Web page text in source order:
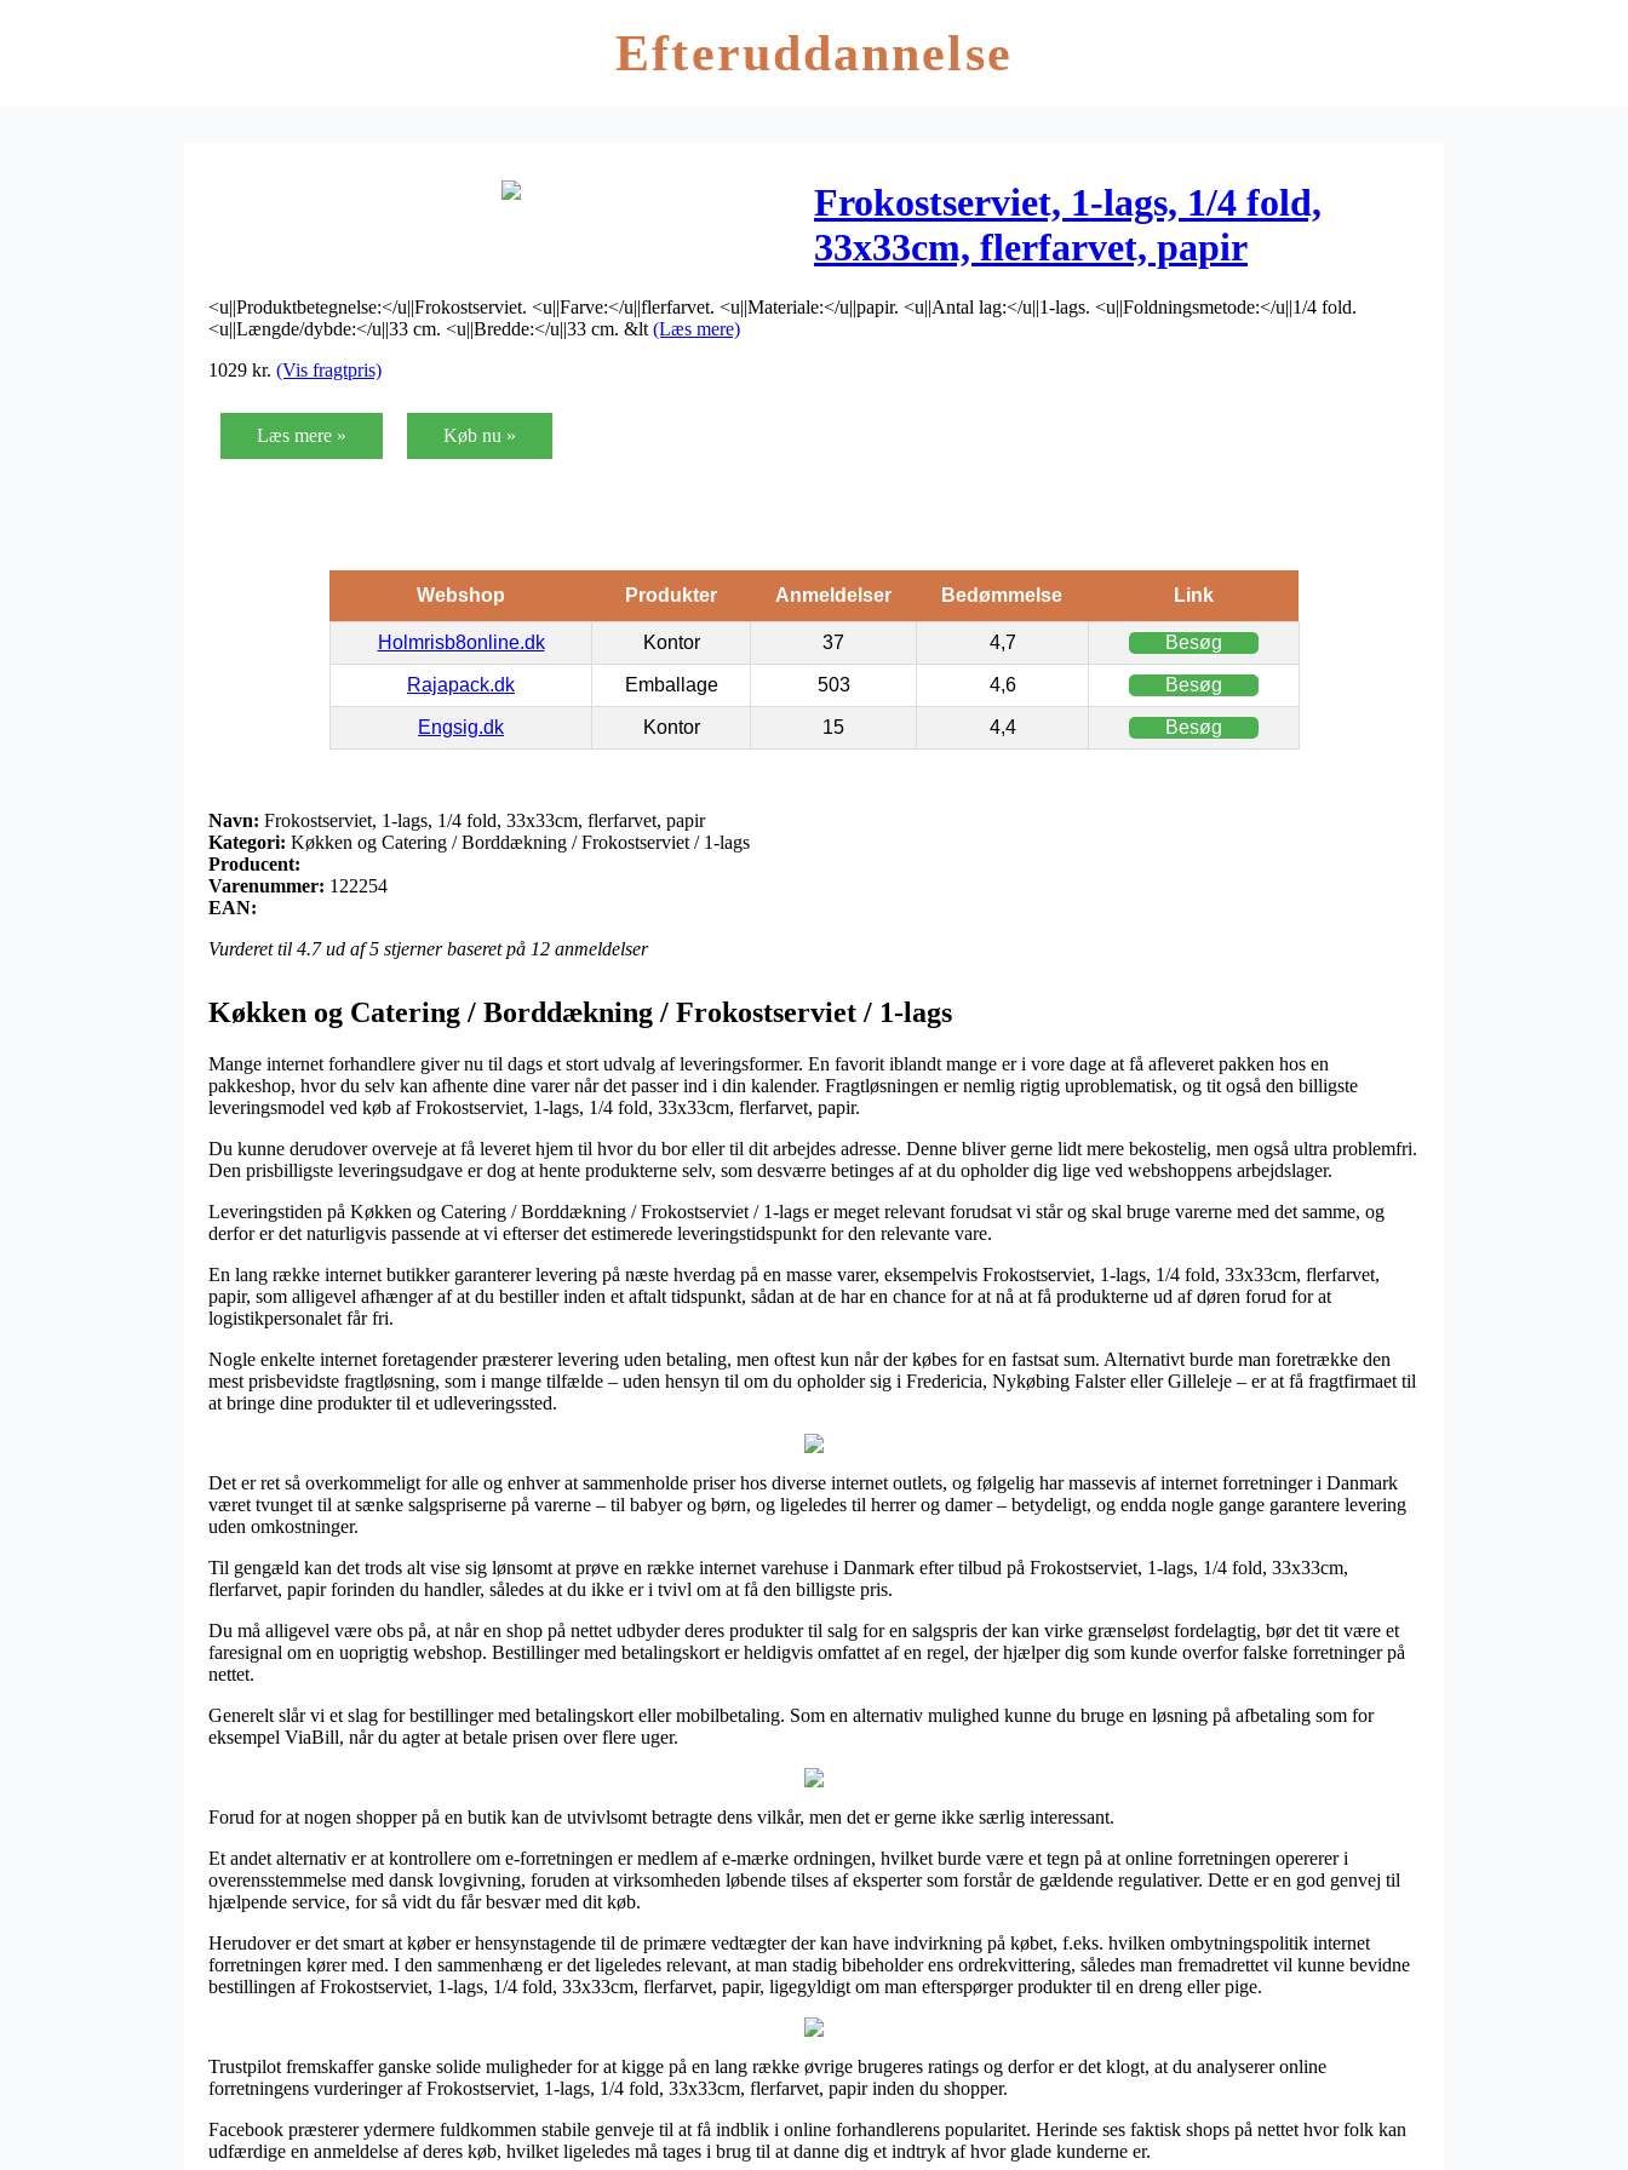
Efteruddannelse
Frokostserviet, 1-lags, 1/4 fold,
33x33cm, flerfarvet, papir
<u||Produktbetegnelse:</u||Frokostserviet. <u||Farve:</u||flerfarvet. <u||Materiale:</u||papir. <u||Antal lag:</u||1-lags. <u||Foldningsmetode:</u||1/4 fold.
<u||Længde/dybde:</u||33 cm. <u||Bredde:</u||33 cm. &lt (Læs mere)
1029 kr. (Vis fragtpris)
Læs mere » Køb nu »
Webshop Produkter Anmeldelser Bedømmelse Link
Holmrisb8online.dk Kontor 37 4,7 Besøg
Rajapack.dk Emballage 503 4,6 Besøg
Engsig.dk Kontor 15 4,4 Besøg
Navn: Frokostserviet, 1-lags, 1/4 fold, 33x33cm, flerfarvet, papir
Kategori: Køkken og Catering / Borddækning / Frokostserviet / 1-lags
Producent:
Varenummer: 122254
EAN:
Vurderet til 4.7ud af 5 stjerner baseret på 12 anmeldelser
Køkken og Catering / Borddækning / Frokostserviet / 1-lags
Mange internet forhandlere giver nu til dags et stort udvalg af leveringsformer. En favorit iblandt mange er i vore dage at få afleveret pakken hos en
pakkeshop, hvor du selv kan afhente dine varer når det passer ind i din kalender. Fragtløsningen er nemlig rigtig uproblematisk, og tit også den billigste
leveringsmodel ved køb af Frokostserviet, 1-lags, 1/4 fold, 33x33cm, flerfarvet, papir.
Du kunne derudover overveje at få leveret hjem til hvor du bor eller til dit arbejdes adresse. Denne bliver gerne lidt mere bekostelig, men også ultra problemfri.
Den prisbilligste leveringsudgave er dog at hente produkterne selv, som desværre betinges af at du opholder dig lige ved webshoppens arbejdslager.
Leveringstiden på Køkken og Catering / Borddækning / Frokostserviet / 1-lags er meget relevant forudsat vi står og skal bruge varerne med det samme, og
derfor er det naturligvis passende at vi efterser det estimerede leveringstidspunkt for den relevante vare.
En lang række internet butikker garanterer levering på næste hverdag på en masse varer, eksempelvis Frokostserviet, 1-lags, 1/4 fold, 33x33cm, flerfarvet,
papir, som alligevel afhænger af at du bestiller inden et aftalt tidspunkt, sådan at de har en chance for at nå at få produkterne ud af døren forud for at
logistikpersonalet får fri.
Nogle enkelte internet foretagender præsterer levering uden betaling, men oftest kun når der købes for en fastsat sum. Alternativt burde man foretrække den
mest prisbevidste fragtløsning, som i mange tilfælde – uden hensyn til om du opholder sig i Fredericia, Nykøbing Falster eller Gilleleje – er at få fragtfirmaet til
at bringe dine produkter til et udleveringssted.
Det er ret så overkommeligt for alle og enhver at sammenholde priser hos diverse internet outlets, og følgelig har massevis af internet forretninger i Danmark
været tvunget til at sænke salgspriserne på varerne – til babyer og børn, og ligeledes til herrer og damer – betydeligt, og endda nogle gange garantere levering
uden omkostninger.
Til gengæld kan det trods alt vise sig lønsomt at prøve en række internet varehuse i Danmark efter tilbud på Frokostserviet, 1-lags, 1/4 fold, 33x33cm,
flerfarvet, papir forinden du handler, således at du ikke er i tvivl om at få den billigste pris.
Du må alligevel være obs på, at når en shop på nettet udbyder deres produkter til salg for en salgspris der kan virke grænseløst fordelagtig, bør det tit være et
faresignal om en uoprigtig webshop. Bestillinger med betalingskort er heldigvis omfattet af en regel, der hjælper dig som kunde overfor falske forretninger på
nettet.
Generelt slår vi et slag for bestillinger med betalingskort eller mobilbetaling. Som en alternativ mulighed kunne du bruge en løsning på afbetaling som for
eksempel ViaBill, når du agter at betale prisen over flere uger.
Forud for at nogen shopper på en butik kan de utvivlsomt betragte dens vilkår, men det er gerne ikke særlig interessant.
Et andet alternativ er at kontrollere om e-forretningen er medlem af e-mærke ordningen, hvilket burde være et tegn på at online forretningen opererer i
overensstemmelse med dansk lovgivning, foruden at virksomheden løbende tilses af eksperter som forstår de gældende regulativer. Dette er en god genvej til
hjælpende service, for så vidt du får besvær med dit køb.
Herudover er det smart at køber er hensynstagende til de primære vedtægter der kan have indvirkning på købet, f.eks. hvilken ombytningspolitik internet
forretningen kører med. I den sammenhæng er det ligeledes relevant, at man stadig bibeholder ens ordrekvittering, således man fremadrettet vil kunne bevidne
bestillingen af Frokostserviet, 1-lags, 1/4 fold, 33x33cm, flerfarvet, papir, ligegyldigt om man efterspørger produkter til en dreng eller pige.
Trustpilot fremskaffer ganske solide muligheder for at kigge på en lang række øvrige brugeres ratings og derfor er det klogt, at du analyserer online
forretningens vurderinger af Frokostserviet, 1-lags, 1/4 fold, 33x33cm, flerfarvet, papir inden du shopper.
Facebook præsterer ydermere fuldkommen stabile genveje til at få indblik i online forhandlerens popularitet. Herinde ses faktisk shops på nettet hvor folk kan
udfærdige en anmeldelse af deres køb, hvilket ligeledes må tages i brug til at danne dig et indtryk af hvor glade kunderne er.